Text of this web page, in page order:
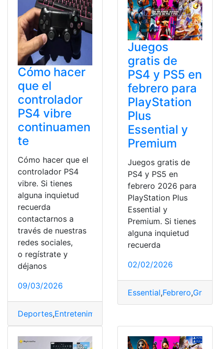
Cómo hacer
que el
controlador
PS4 vibre
continuamen
te
Cómo hacer que el
controlador PS4
vibre. Si tienes
alguna inquietud
recuerda
contactarnos a
través de nuestras
redes sociales,
o regístrate y
déjanos
09/03/2026
Deportes,Entretenimiento
Juegos
gratis de
PS4 y PS5 en
febrero para
PlayStation
Plus
Essential y
Premium
Juegos gratis de
PS4 y PS5 en
febrero 2026 para
PlayStation Plus
Essential y
Premium. Si tienes
alguna inquietud
recuerda
02/02/2026
Essential,Febrero,Gratis